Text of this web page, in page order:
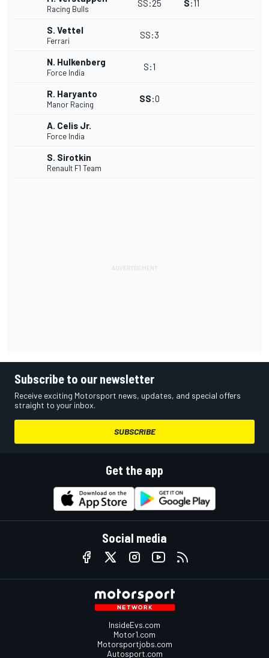
Racing Bulls
SS:25 S:11
S. Vettel
Ferrari
SS:3
N. Hulkenberg
Force India
S:1
R. Haryanto
Manor Racing
SS:0
A. Celis Jr.
Force India
S. Sirotkin
Renault F1 Team
Subscribe to our newsletter
Receive exciting Motorsport news, updates, and special offers
straight to your inbox.
SUBSCRIBE
Get the app
Social media
InsideEvs.com
Motor1.com
Motorsportjobs.com
Autosport.com